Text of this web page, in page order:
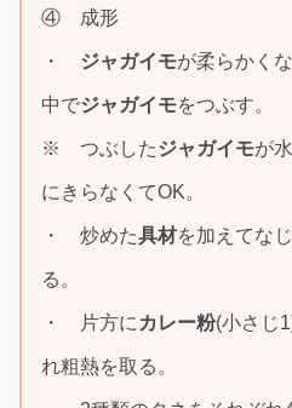
④ 成形
・ ジャガイモが柔らかく
中でジャガイモをつぶす。
※ つぶしたジャガイモが
にきらなくてOK。
・ 炒めた具材を加えてな
る。
・ 片方に カレー粉(小さじ
れ粗熱を取る。